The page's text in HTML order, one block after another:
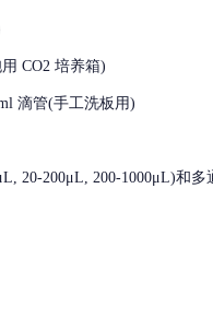
CO2 培养箱)
滴管(手工洗板用)
20-200μL, 200-1000μL)和